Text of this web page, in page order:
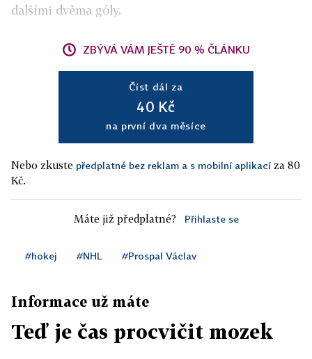
dalšími dvěma góly.
ZBÝVÁ VÁM JEŠTĚ 90 % ČLÁNKU
Číst dál za
40 Kč
na první dva měsíce
Nebo zkuste předplatné bez reklam a s mobilní aplikací za 80
Kč.
Máte již předplatné? Přihlaste se
#hokej #NHL #Prospal Václav
Informace už máte
Teď je čas procvičit mozek